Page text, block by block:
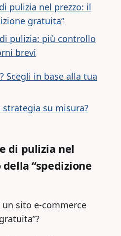
pulizia nel prezzo: il
gratuita”
pulizia: più controllo
brevi
Scegli in base alla tua
su misura?
di pulizia nel
“spedizione
sito e-commerce